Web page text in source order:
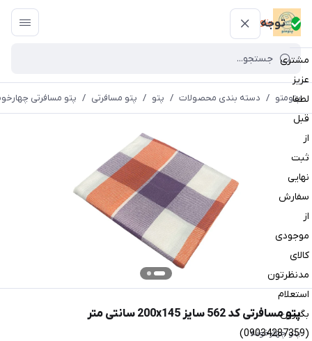
توجه
مشتری
عزیز
لطفا
قبل
از
ثبت
نهایی
سفارش
از
موجودی
کالای
مدنظرتون
استعلام
بگیرین
(09034287359)
پتومتو
پتومتو / دسته بندی محصولات / پتو / پتو مسافرتی / پتو مسافرتی
پتو مسافرتی کد 562 سایز 200x145 سانتی متر
پتو چهارخونه